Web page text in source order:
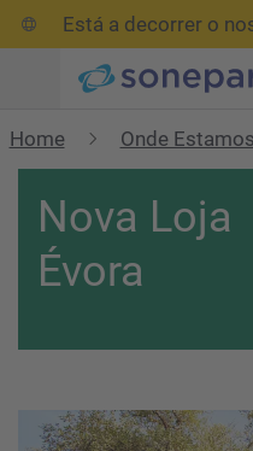
Home
Onde Estamos
Nova Loja
Évora